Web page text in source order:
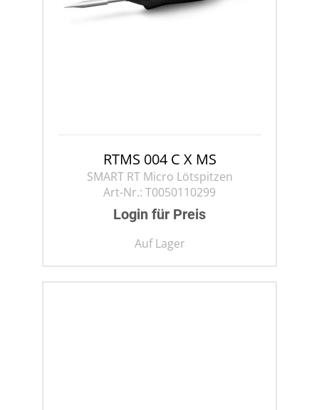
RTMS 004 C X MS
SMART RT Micro Lötspitzen
Art-Nr.: T0050110299
Login für Preis
Auf Lager